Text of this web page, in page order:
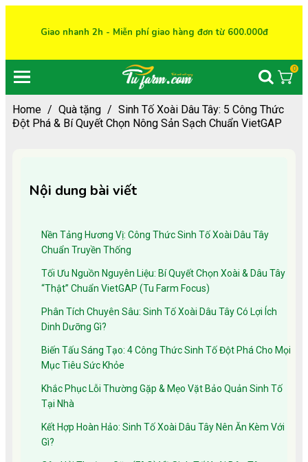
Giao nhanh 2h - Miễn phí giao hàng đơn từ 600.000đ
0
Home / Quà tặng / Sinh Tố Xoài Dâu Tây: 5 Công Thức
Đột Phá & Bí Quyết Chọn Nông Sản Sạch Chuẩn VietGAP
Nội dung bài viết
Nền Tảng Hương Vị: Công Thức Sinh Tố Xoài Dâu Tây
Chuẩn Truyền Thống
Tối Ưu Nguồn Nguyên Liệu: Bí Quyết Chọn Xoài & Dâu Tây
“Thật” Chuẩn VietGAP (Tu Farm Focus)
Phân Tích Chuyên Sâu: Sinh Tố Xoài Dâu Tây Có Lợi Ích
Dinh Dưỡng Gì?
Biến Tấu Sáng Tạo: 4 Công Thức Sinh Tố Đột Phá Cho Mọi
Mục Tiêu Sức Khỏe
Khắc Phục Lỗi Thường Gặp & Mẹo Vặt Bảo Quản Sinh Tố
Tại Nhà
Kết Hợp Hoàn Hảo: Sinh Tố Xoài Dâu Tây Nên Ăn Kèm Với
Gì?